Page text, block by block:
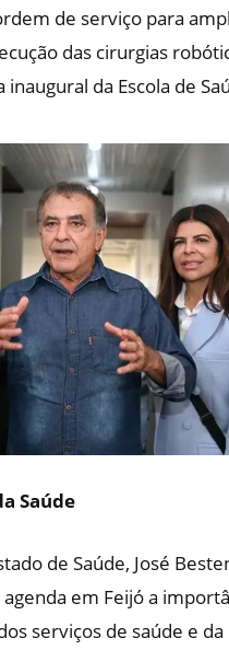
de serviço para
das cirurgias
inaugural da Escola de
Saúde
de Saúde, José
em Feijó a
serviços de saúde e